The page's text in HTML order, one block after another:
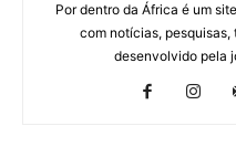
Por dentro da África é um
com notícias,
desenvolvido pela